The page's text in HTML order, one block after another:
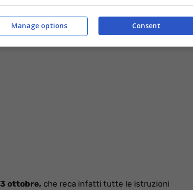
decreto Aiuti. La misura di sostegno in verità si
copertura previdenziale figurativa a fini
ottobre, che reca infatti tutte le istruzioni
Consent
Manage options